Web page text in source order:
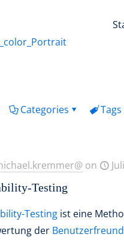
Categories Tags
on
Testing
Testing ist eine
der